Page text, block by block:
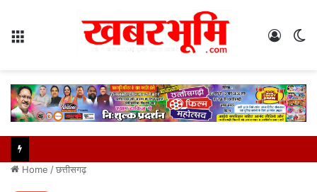
Log
Home /छत्तीसगढ़